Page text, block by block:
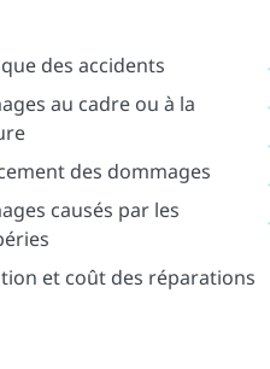
des accidents
au cadre ou à la
des dommages
causés par les
et coût des réparations